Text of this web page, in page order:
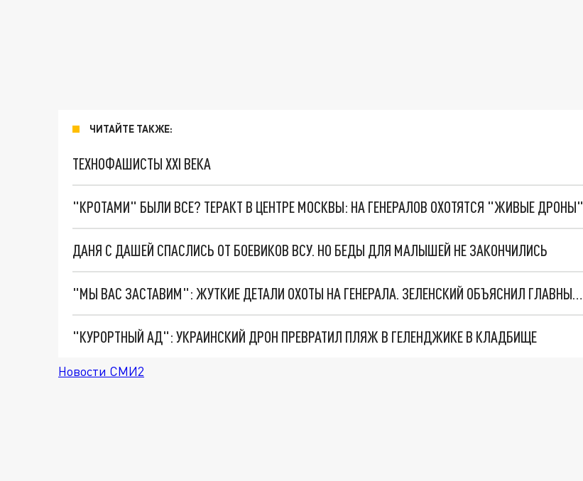
ЧИТАЙТЕ ТАКЖЕ:
ТЕХНОФАШИСТЫ XXI ВЕКА
"КРОТАМИ" БЫЛИ ВСЕ? ТЕРАКТ В ЦЕНТРЕ МОСКВЫ: НА ГЕНЕРАЛОВ ОХОТЯТСЯ "ЖИВЫЕ ДРОНЫ"
ДАНЯ С ДАШЕЙ СПАСЛИСЬ ОТ БОЕВИКОВ ВСУ. НО БЕДЫ ДЛЯ МАЛЫШЕЙ НЕ ЗАКОНЧИЛИСЬ
"МЫ ВАС ЗАСТАВИМ": ЖУТКИЕ ДЕТАЛИ ОХОТЫ НА ГЕНЕРАЛА. ЗЕЛЕНСКИЙ ОБЪЯСНИЛ ГЛАВНЫЙ СМЫСЛ ТЕРАКТА В ЦЕНТРЕ МОСКВЫ
"КУРОРТНЫЙ АД": УКРАИНСКИЙ ДРОН ПРЕВРАТИЛ ПЛЯЖ В ГЕЛЕНДЖИКЕ В КЛАДБИЩЕ
Новости СМИ2